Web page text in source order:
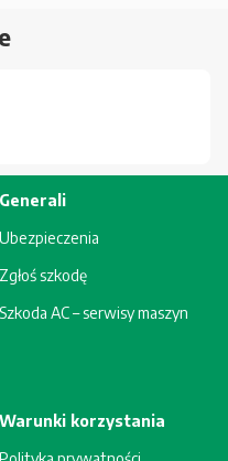
Generali
Ubezpieczenia
Zgłoś szkodę
Szkoda AC – serwisy maszyn
Warunki korzystania